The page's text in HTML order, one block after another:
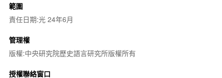
範圍
責任日期:光 24年6月
管理權
版權:中央研究院歷史語言研究所版權所有
授權聯絡窗口